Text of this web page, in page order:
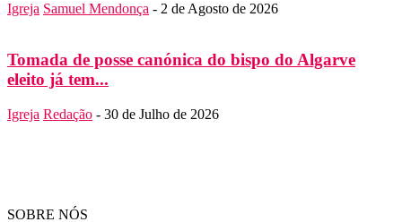
Igreja Samuel Mendonça - 2 de Agosto de 2026
Tomada de posse canónica do bispo do Algarve
eleito já tem...
Igreja Redação - 30 de Julho de 2026
SOBRE NÓS